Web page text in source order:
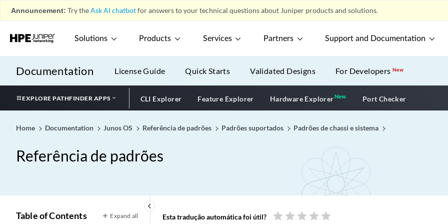
Announcement: Try theAsk AI chatbotfor answers to your technical questions about Juniper products and solutions.
Solutions Products Services Partners Support and Documentation
Documentation License Guide Quick Starts Validated Designs For DevelopersNew
EXPLORE PATHFINDER APPS CLI Explorer Feature Explorer Hardware ExplorerNewNew application
Port Checker
Home Documentation Junos OS Referência de padrões Padrões suportados Padrões de chassi e sistema
Referência de padrões
keyboard_arrow_left
Table of Contents Expand all Esta tradução automática foi útil? star star star star star